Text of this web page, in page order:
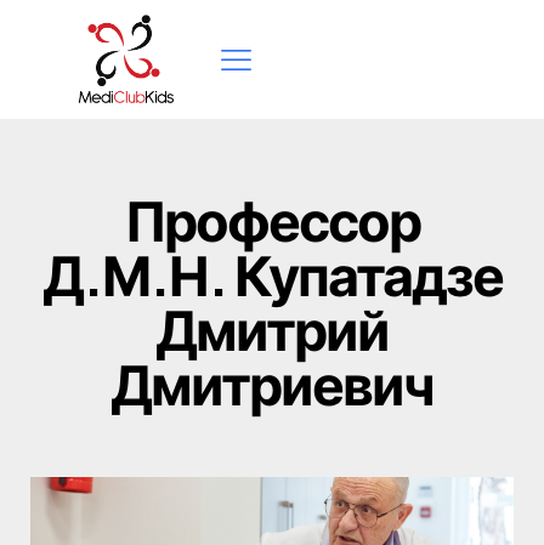
Профессор
Д.М.Н. Купатадзе
Дмитрий
Дмитриевич